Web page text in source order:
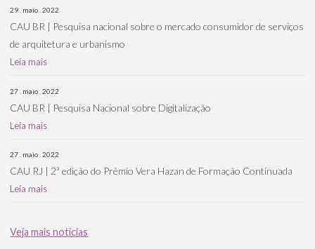
29 . maio . 2022
CAU BR | Pesquisa nacional sobre o mercado consumidor de serviços
de arquitetura e urbanismo
Leia mais
27 . maio . 2022
CAU BR | Pesquisa Nacional sobre Digitalização
Leia mais
27 . maio . 2022
CAU RJ | 2ª edição do Prêmio Vera Hazan de Formação Continuada
Leia mais
Veja mais notícias